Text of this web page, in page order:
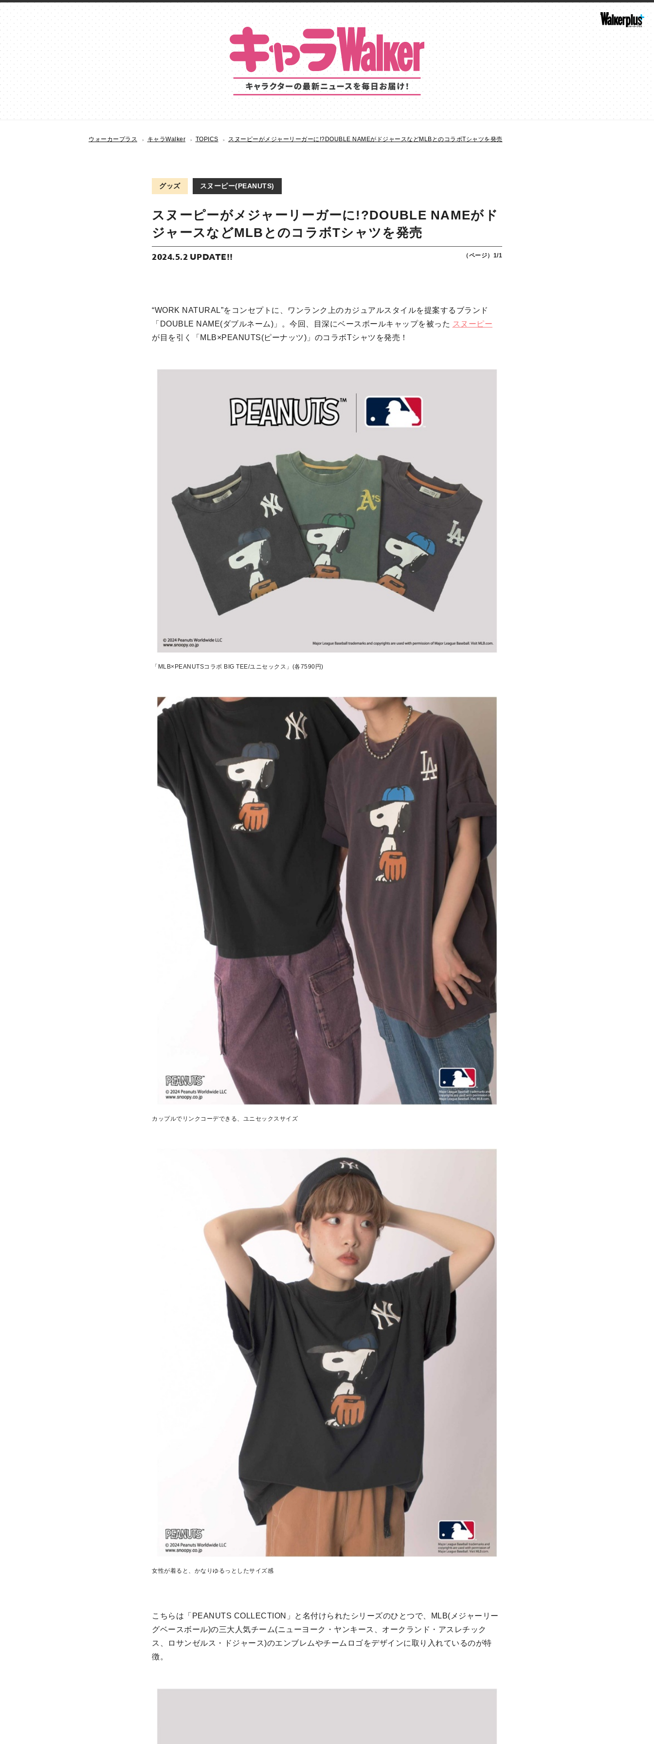
ウォーカープラス キャラWalker TOPICS スヌーピーがメジャーリーガーに!?DOUBLE NAMEがドジャースなどMLBとのコラボTシャツを発売
グッズ スヌーピー(PEANUTS)
スヌーピーがメジャーリーガーに!?DOUBLE NAMEがド
ジャースなどMLBとのコラボTシャツを発売
2024.5.2 UPDATE!! （ページ）1/1
“WORK NATURAL”をコンセプトに、ワンランク上のカジュアルスタイルを提案するブランド
「DOUBLE NAME(ダブルネーム)」。今回、目深にベースボールキャップを被った スヌーピー
が目を引く「MLB×PEANUTS(ピーナッツ)」のコラボTシャツを発売！
「MLB×PEANUTSコラボ BIG TEE/ユニセックス」(各7590円)
カップルでリンクコーデできる、ユニセックスサイズ
女性が着ると、かなりゆるっとしたサイズ感
こちらは「PEANUTS COLLECTION」と名付けられたシリーズのひとつで、MLB(メジャーリー
グベースボール)の三大人気チーム(ニューヨーク・ヤンキース、オークランド・アスレチック
ス、ロサンゼルス・ドジャース)のエンブレムやチームロゴをデザインに取り入れているのが特
徴。